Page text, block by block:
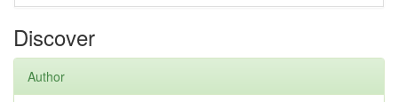
Discover
Author